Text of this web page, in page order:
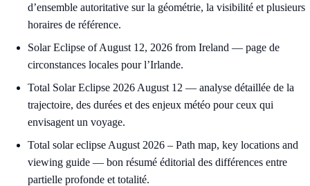
d’ensemble autoritative sur la géométrie, la visibilité et plusieurs
horaires de référence.
Solar Eclipse of August 12, 2026 from Ireland — page de
circonstances locales pour l’Irlande.
Total Solar Eclipse 2026 August 12 — analyse détaillée de la
trajectoire, des durées et des enjeux météo pour ceux qui
envisagent un voyage.
Total solar eclipse August 2026 – Path map, key locations and
viewing guide — bon résumé éditorial des différences entre
partielle profonde et totalité.